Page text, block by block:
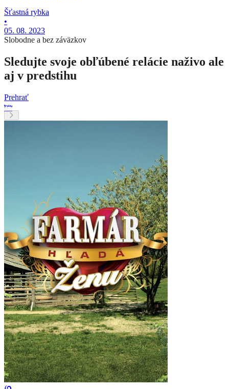
Šťastná rybka
•
05. 08. 2023
Slobodne a bez záväzkov
Sledujte svoje obľúbené relácie naživo ale
aj v predstihu
Prehrať